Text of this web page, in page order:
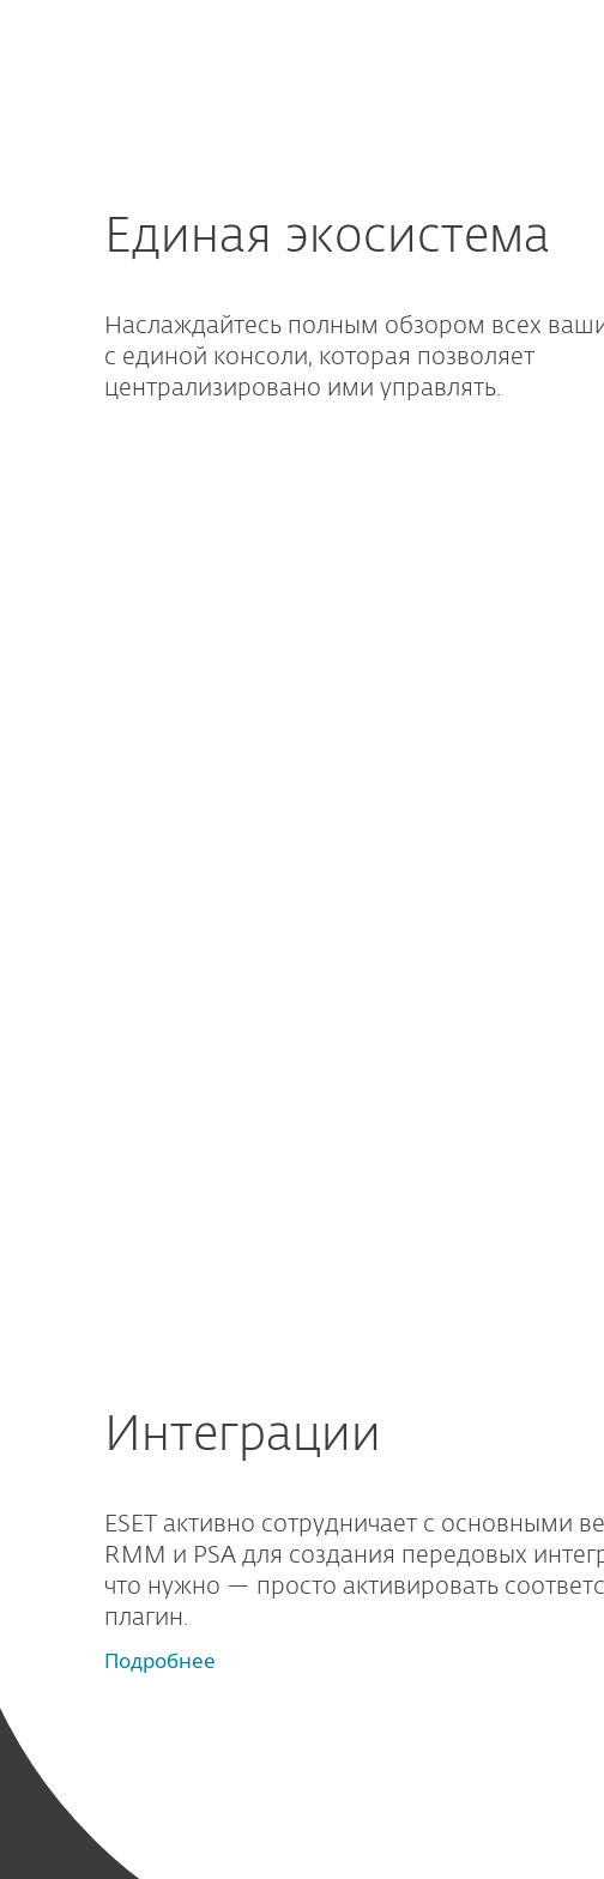
Единая экосистема
Наслаждайтесь полным обзором всех
с единой консоли, которая позволяет
централизировано ими управлять.
Интеграции
ESET активно сотрудничает с основными
RMM и PSA для создания передовых
что нужно — просто активировать
плагин.
Подробнее